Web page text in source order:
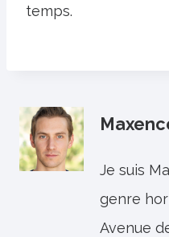
temps.
Je suis
genre
Avenue